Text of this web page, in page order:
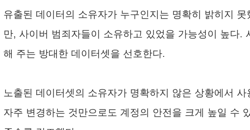
유출된 데이터의 소유자가 누구인지는 명확히 밝히지
만, 사이버 범죄자들이 소유하고 있었을 가능성이 높다.
해 주는 방대한 데이터셋을 선호한다.
노출된 데이터셋의 소유자가 명확하지 않은 상황에서
자주 변경하는 것만으로도 계정의 안전을 크게 높일 수